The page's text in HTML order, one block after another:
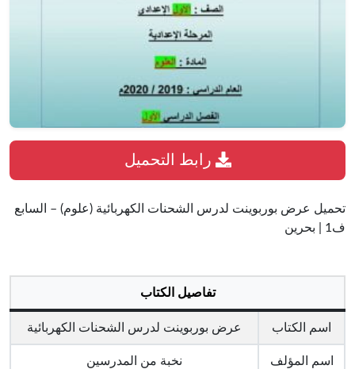
تحميل عرض بوربوينت لدرس الشحنات الكهربائية (علوم) – السابع
ف1 | بحرين
تفاصيل الكتاب
اسم الكتاب عرض بوربوينت لدرس الشحنات الكهربائية
اسم المؤلف نخبة من المدرسين